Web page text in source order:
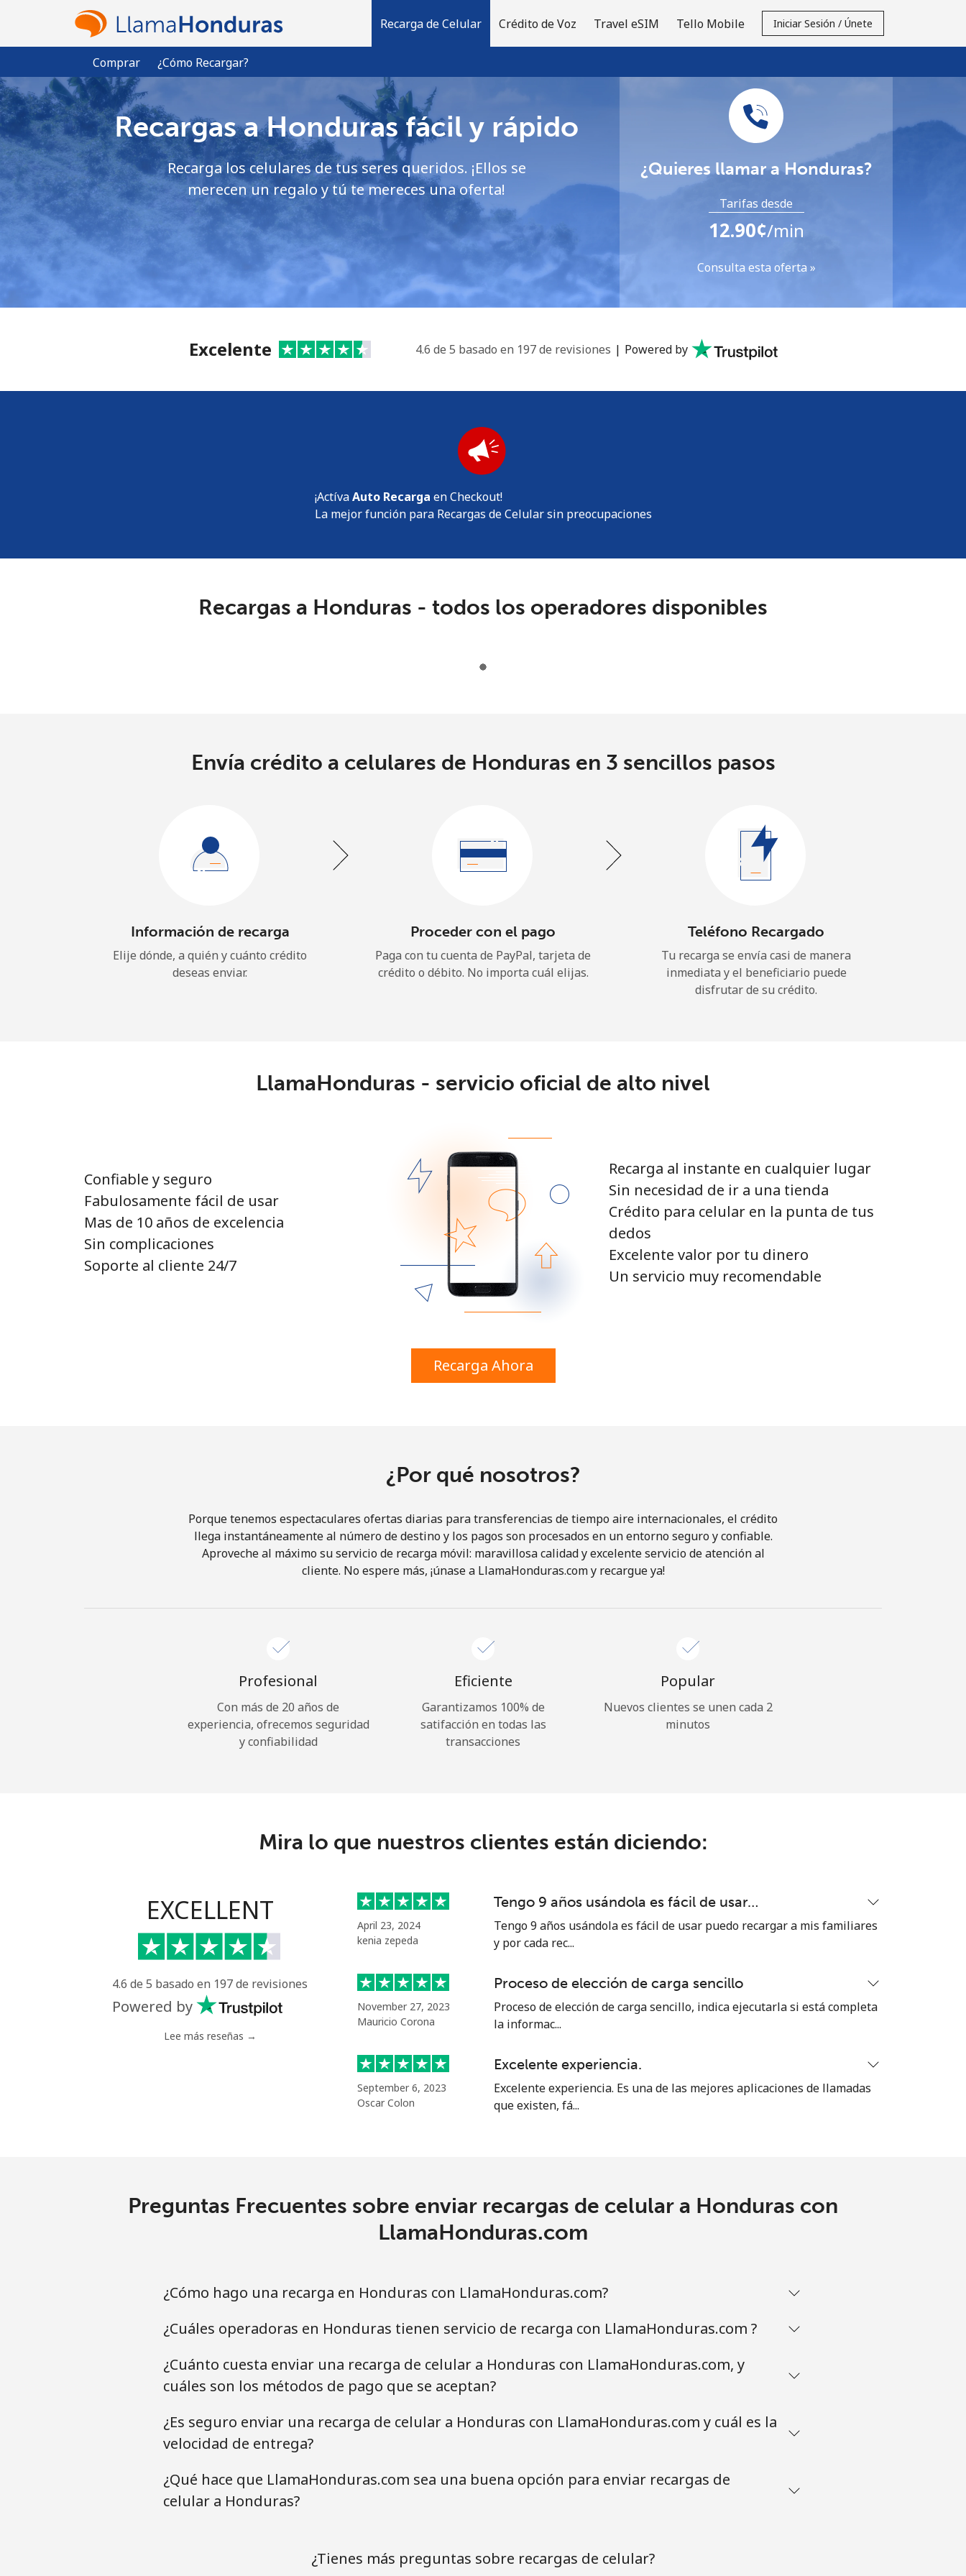
Recarga de Celular
Comprar ¿Cómo Recargar?
Crédito de Voz Travel eSIM Tello Mobile Iniciar Sesión / Únete
¡Bienvenido!
¿Ya tienes una cuenta? Inicia sesión →
Regístrate con
Mínimo 8 caracteres
acuerdo con estos
Términos y condiciones.
¿Olvidaste tu contraseña? →
Iniciar Sesión
o
Recargas a Honduras fácil y rápido
Recarga los celulares de tus seres queridos. ¡Ellos se
merecen un regalo y tú te mereces una oferta!
¿Quieres llamar a Honduras?
Tarifas desde
⁦12.90¢⁩/min
Consulta esta oferta »
Excelente 4.6 de 5 basado en 197 de revisiones | Powered by
¡ActívaAuto Recarga en Checkout!
La mejor función para Recargas de Celular sin preocupaciones
Recargas a Honduras - todos los operadores disponibles
Loading operators. Please wait.
Envía crédito a celulares de Honduras en 3 sencillos pasos
Información de recarga
Elije dónde, a quién y cuánto crédito
deseas enviar.
Proceder con el pago
Paga con tu cuenta de PayPal, tarjeta de
crédito o débito. No importa cuál elijas.
Teléfono Recargado
Tu recarga se envía casi de manera
inmediata y el beneficiario puede
disfrutar de su crédito.
LlamaHonduras - servicio oficial de alto nivel
Confiable y seguro
Fabulosamente fácil de usar
Mas de 10 años de excelencia
Sin complicaciones
Soporte al cliente 24/7
Recarga al instante en cualquier lugar
Sin necesidad de ir a una tienda
Crédito para celular en la punta de tus
dedos
Excelente valor por tu dinero
Un servicio muy recomendable
Recarga Ahora
¿Por qué nosotros?
Porque tenemos espectaculares ofertas diarias para transferencias de tiempo aire internacionales, el crédito
llega instantáneamente al número de destino y los pagos son procesados en un entorno seguro y confiable.
Aproveche al máximo su servicio de recarga móvil: maravillosa calidad y excelente servicio de atención al
cliente. No espere más, ¡únase a LlamaHonduras.com y recargue ya!
Profesional
Con más de 20 años de
experiencia, ofrecemos seguridad
y confiabilidad
Eficiente
Garantizamos 100% de
satifacción en todas las
transacciones
Popular
Nuevos clientes se unen cada 2
minutos
Mira lo que nuestros clientes están diciendo:
EXCELLENT
4.6 de 5 basado en 197 de revisiones
Powered by
Lee más reseñas →
April 23, 2024
kenia zepeda
Tengo 9 años usándola es fácil de usar…
Tengo 9 años usándola es fácil de usar puedo recargar a mis familiares
y por cada rec...
November 27, 2023
Mauricio Corona
Proceso de elección de carga sencillo
Proceso de elección de carga sencillo, indica ejecutarla si está completa
la informac...
September 6, 2023
Oscar Colon
Excelente experiencia.
Excelente experiencia. Es una de las mejores aplicaciones de llamadas
que existen, fá...
Preguntas Frecuentes sobre enviar recargas de celular a Honduras con
LlamaHonduras.com
¿Cómo hago una recarga en Honduras con LlamaHonduras.com?
¿Cuáles operadoras en Honduras tienen servicio de recarga con LlamaHonduras.com ?
¿Cuánto cuesta enviar una recarga de celular a Honduras con LlamaHonduras.com, y
cuáles son los métodos de pago que se aceptan?
¿Es seguro enviar una recarga de celular a Honduras con LlamaHonduras.com y cuál es la
velocidad de entrega?
¿Qué hace que LlamaHonduras.com sea una buena opción para enviar recargas de
celular a Honduras?
¿Tienes más preguntas sobre recargas de celular?